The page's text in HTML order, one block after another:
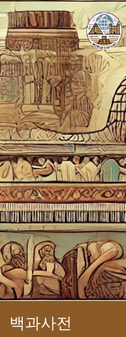
백과사전